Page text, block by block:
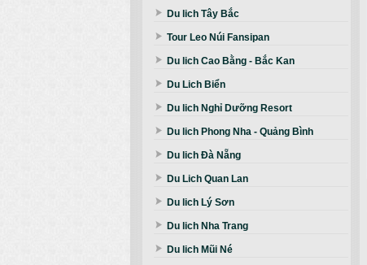
Du lich Tây Bắc
Tour Leo Núi Fansipan
Du lich Cao Bằng - Bắc Kan
Du Lich Biển
Du lich Nghỉ Dưỡng Resort
Du lich Phong Nha - Quảng Bình
Du lich Đà Nẵng
Du Lich Quan Lan
Du lich Lý Sơn
Du lich Nha Trang
Du lich Mũi Né